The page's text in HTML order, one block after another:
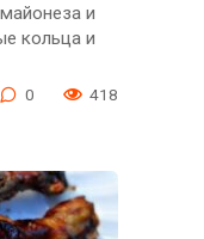
и
кольца и
0 418